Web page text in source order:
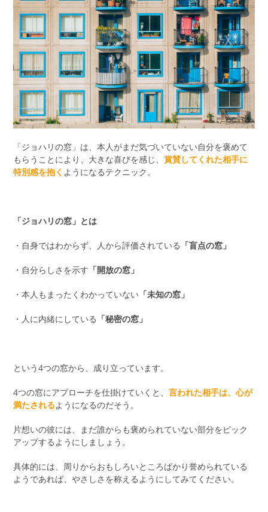
「ジョハリの窓」は、本人がまだ気づいていない自分を褒めて
もらうことにより、大きな喜びを感じ、賞賛してくれた相手に
特別感を抱く ようになるテクニック。
「ジョハリの窓」とは
・自身ではわからず、人から評価されている 「盲点の窓」
・自分らしさを示す 「開放の窓」
・本人もまったくわかっていない 「未知の窓」
・人に内緒にしている 「秘密の窓」
という4つの窓から、成り立っています。
4つの窓にアプローチを仕掛けていくと、言われた相手は、心が
満たされるようになるのだそう。
片想いの彼には、まだ誰からも褒められていない部分をピック
アップするようにしましょう。
具体的には、周りからおもしろいところばかり誉められている
ようであれば、やさしさを称えるようにしてみてください。